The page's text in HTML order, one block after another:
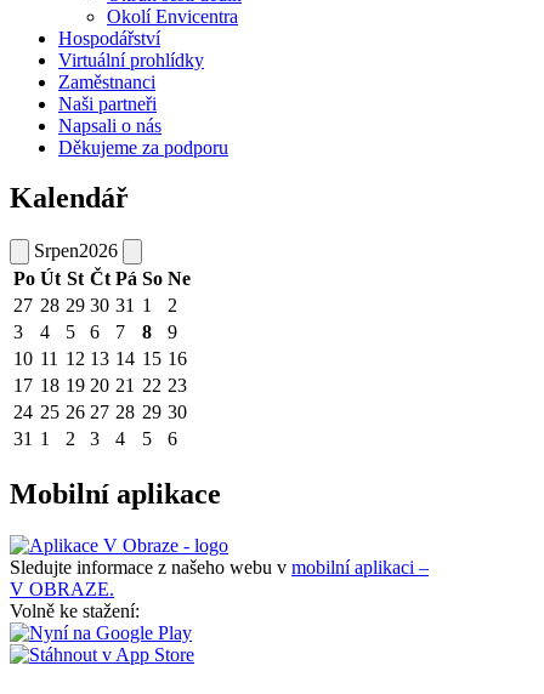
Okolí Envicentra
Hospodářství
Virtuální prohlídky
Zaměstnanci
Naši partneři
Napsali o nás
Děkujeme za podporu
Kalendář
Srpen2026
Po Út St Čt Pá So Ne
27 28 29 30 31 1
2
3
4 5 6 7 8
9
10 11 12 13 14 15 16
17 18 19 20 21 22 23
24 25 26 27 28 29 30
31 1 2 3 4 5 6
Mobilní aplikace
Sledujte informace z našeho webu v mobilní aplikaci –
V OBRAZE.
Volně ke stažení: